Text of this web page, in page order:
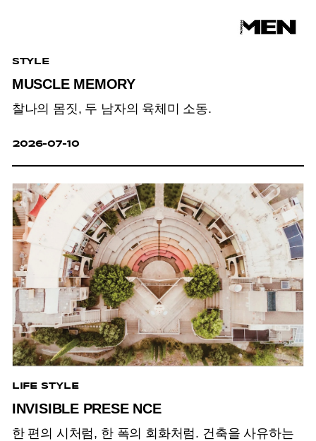
STYLE
MUSCLE MEMORY
찰나의 몸짓, 두 남자의 육체미 소동.
2026-07-10
LIFE STYLE
INVISIBLE PRESE NCE
한 편의 시처럼, 한 폭의 회화처럼. 건축을 사유하는